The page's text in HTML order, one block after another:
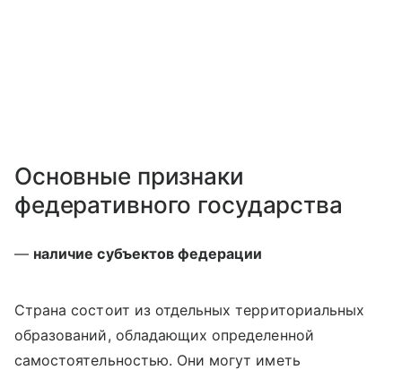
Основные признаки
федеративного государства
— наличие субъектов федерации
Страна состоит из отдельных территориальных
образований, обладающих определенной
самостоятельностью. Они могут иметь